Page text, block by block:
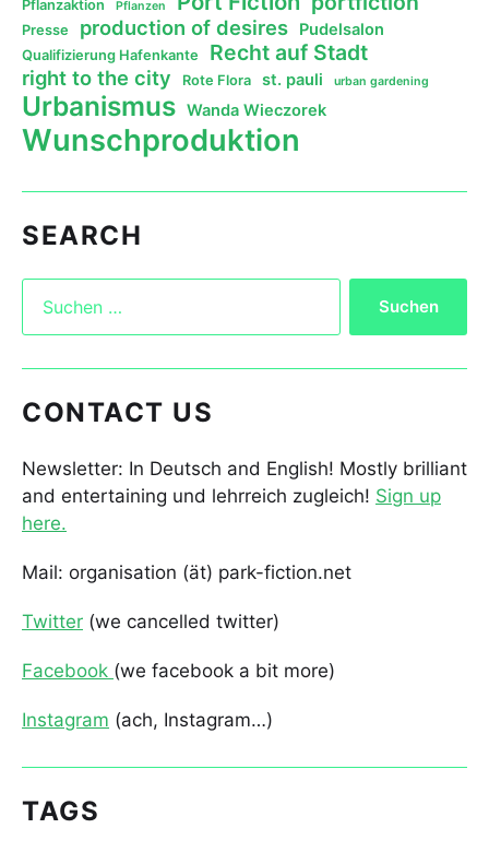
Pflanzaktion Pflanzen
Presse production of desires Pudelsalon
Qualifizierung Hafenkante Recht auf Stadt
right to the city Rote Flora st. pauli urban gardening
Urbanismus Wanda Wieczorek
Wunschproduktion
SEARCH
CONTACT US
Newsletter: In Deutsch and English! Mostly brilliant
and entertaining und lehrreich zugleich! Sign up
here.
Mail: organisation (ät) park-fiction.net
Twitter (we cancelled twitter)
Facebook (we facebook a bit more)
Instagram (ach, Instagram…)
TAGS